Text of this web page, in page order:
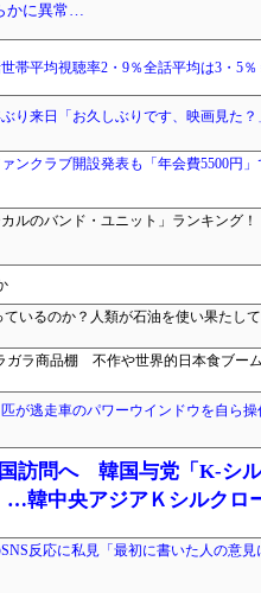
かに異常…
帯平均視聴率2・9％全話平均は3・5％
り来日「お久しぶりです、映画見た
ンクラブ開設発表も「年会費5500円
カルのバンド・ユニット」ランキング
ているのか？人類が石油を使い果たし
ガラ商品棚 不作や世界的日本食ブー
が逃走車のパワーウインドウを自ら
訪問へ 韓国与党「K-シ
…韓中央アジアＫシルクロ
反応に私見「最初に書いた人の意